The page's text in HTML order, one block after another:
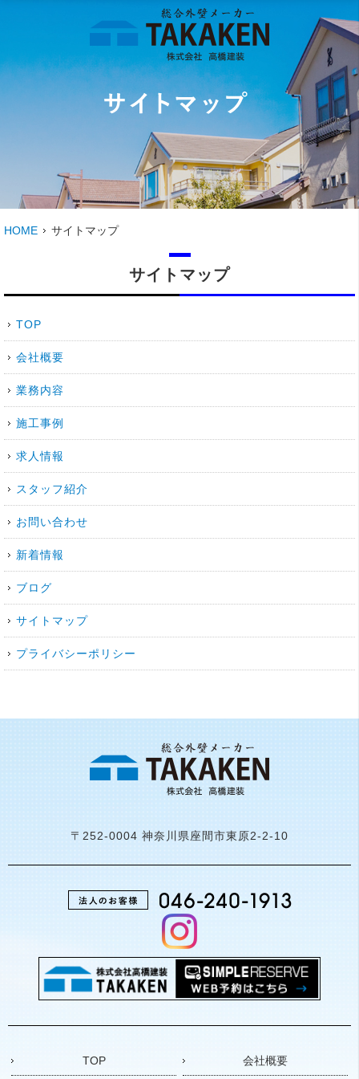
HOME サイトマップ
サイトマップ
TOP
会社概要
業務内容
施工事例
求人情報
スタッフ紹介
お問い合わせ
新着情報
ブログ
サイトマップ
プライバシーポリシー
〒252-0004 神奈川県座間市東原2-2-10
TOP 会社概要